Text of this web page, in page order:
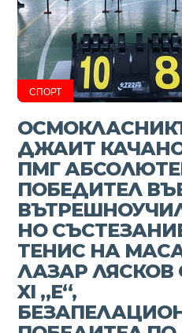
СПОРТ
ДЖАИТ
ПМГ
ПОБЕДИТЕЛ
НО
ТЕНИС НА
ЛАЗАР ЛЯСКОВ
XI „Е“,